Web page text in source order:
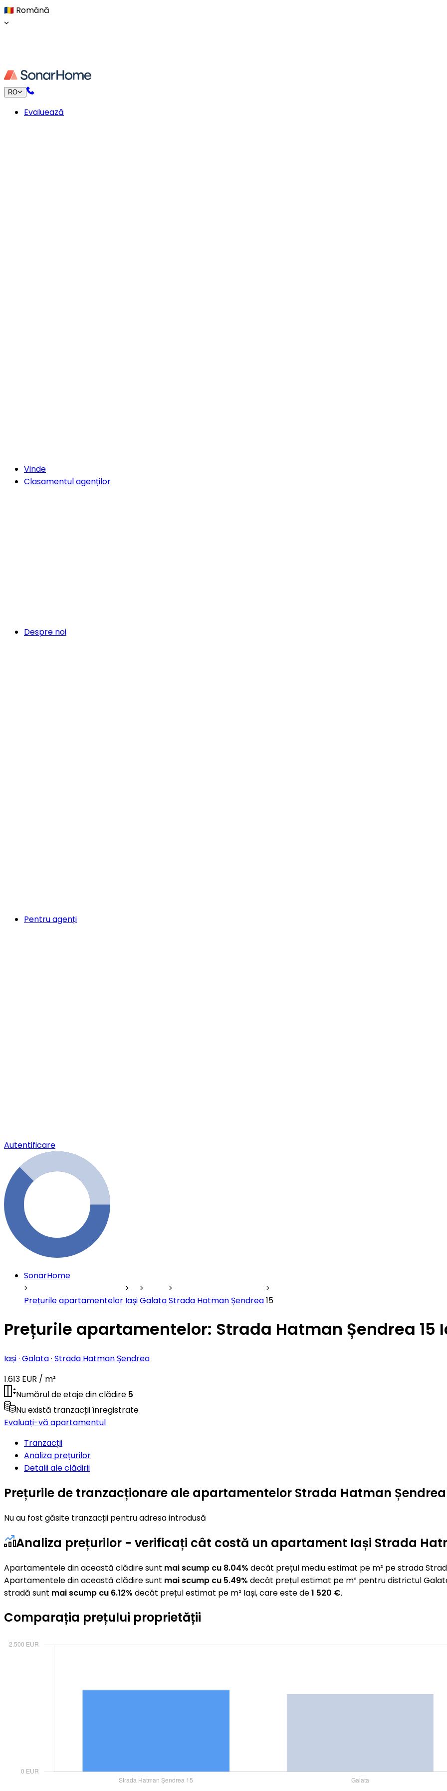
🇷🇴 Română
RO
Evaluează
Vinde
Clasamentul agenților
Despre noi
Pentru agenți
Autentificare
SonarHome
Prețurile apartamentelor IașiGalataStrada Hatman Șendrea15
Prețurile apartamentelor: Strada Hatman Șendrea 15
Iași· Galata· Strada Hatman Șendrea
1.613 EUR / m²
Numărul de etaje din clădire 5
Nu există tranzacții înregistrate
Evaluați-vă apartamentul
Tranzacții
Analiza prețurilor
Detalii ale clădirii
Prețurile de tranzacționare ale apartamentelor Strada Hatman Șendrea
Nu au fost găsite tranzacții pentru adresa introdusă
Analiza prețurilor - verificați cât costă un apartament Iași Strada
Apartamentele din această clădire sunt mai scump cu 8.04% decât prețul mediu estimat pe m² pe strada
Apartamentele din această clădire sunt mai scump cu 5.49% decât prețul estimat pe m² pentru districtul
stradă sunt mai scump cu 6.12% decât prețul estimat pe m² Iași, care este de1 520 €.
Comparația prețului proprietății